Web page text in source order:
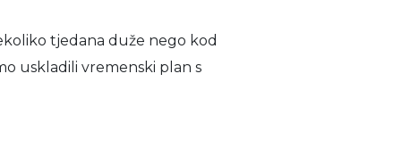
tjedana duže nego kod
uskladili vremenski plan s